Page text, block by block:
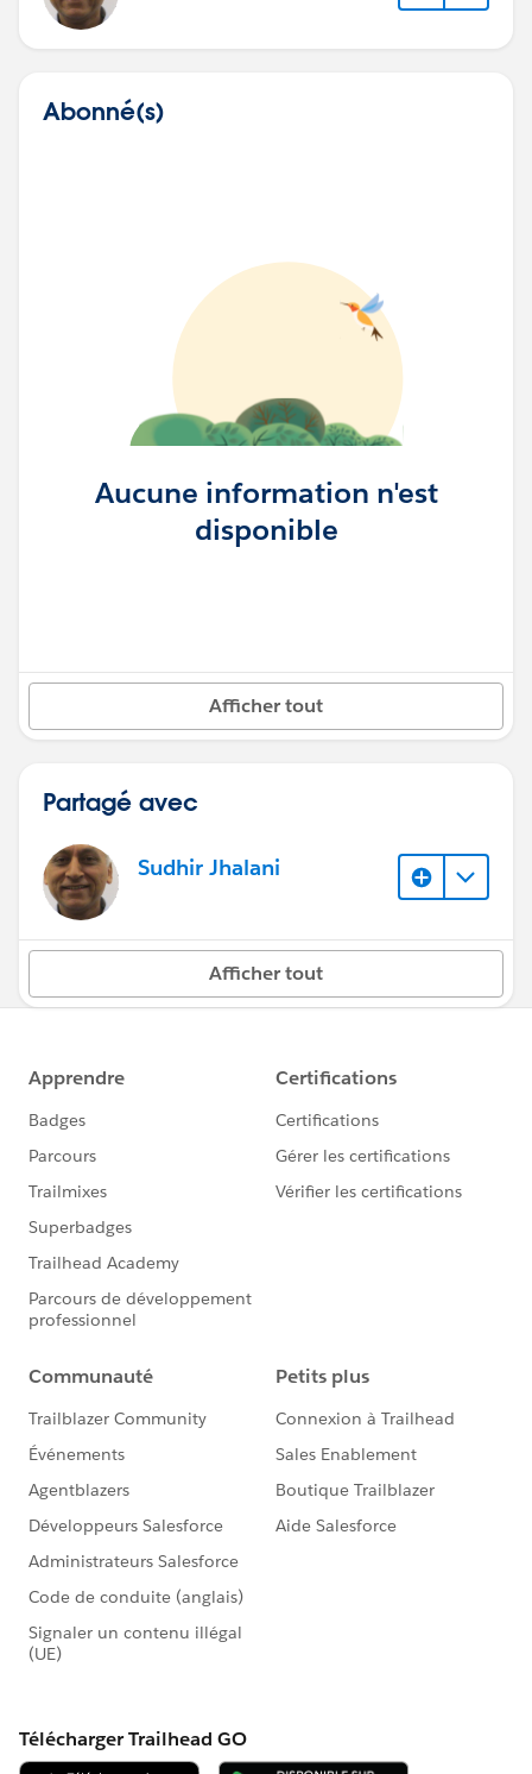
Abonné(s)
Aucune information n'est
disponible
Afficher tout
Partagé avec
Sudhir Jhalani
Afficher tout